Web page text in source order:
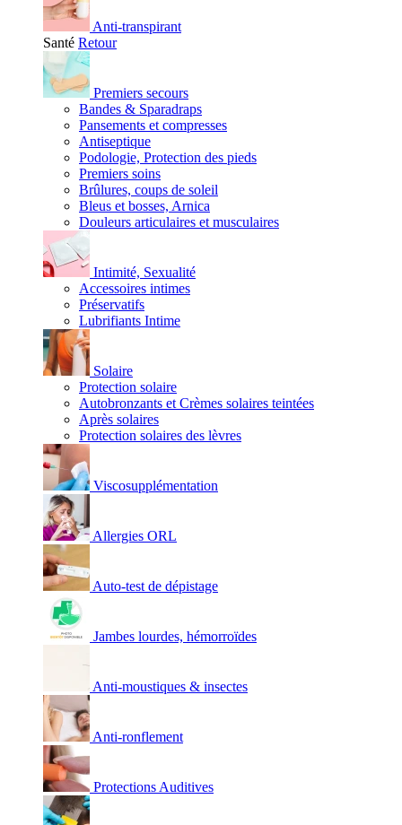
Anti-transpirant
Santé Retour
Premiers secours
Bandes & Sparadraps
Pansements et compresses
Antiseptique
Podologie, Protection des pieds
Premiers soins
Brûlures, coups de soleil
Bleus et bosses, Arnica
Douleurs articulaires et musculaires
Intimité, Sexualité
Accessoires intimes
Préservatifs
Lubrifiants Intime
Solaire
Protection solaire
Autobronzants et Crèmes solaires teintées
Après solaires
Protection solaires des lèvres
Viscosupplémentation
Allergies ORL
Auto-test de dépistage
Jambes lourdes, hémorroïdes
Anti-moustiques & insectes
Anti-ronflement
Protections Auditives